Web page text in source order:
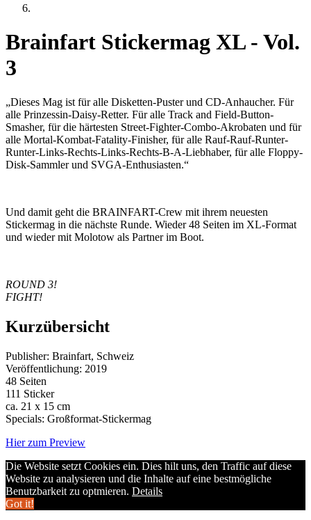
Brainfart Stickermag XL - Vol.
3
„Dieses Mag ist für alle Disketten-Puster und CD-Anhaucher. Für
alle Prinzessin-Daisy-Retter. Für alle Track and Field-Button-
Smasher, für die härtesten Street-Fighter-Combo-Akrobaten und für
alle Mortal-Kombat-Fatality-Finisher, für alle Rauf-Rauf-Runter-
Runter-Links-Rechts-Links-Rechts-B-A-Liebhaber, für alle Floppy-
Disk-Sammler und SVGA-Enthusiasten.“
Und damit geht die BRAINFART-Crew mit ihrem neuesten
Stickermag in die nächste Runde. Wieder 48 Seiten im XL-Format
und wieder mit Molotow als Partner im Boot.
ROUND 3!
FIGHT!
Kurzübersicht
Publisher: Brainfart, Schweiz
Veröffentlichung: 2019
48 Seiten
111 Sticker
ca. 21 x 15 cm
Specials: Großformat-Stickermag
Hier zum Preview
Die Website setzt Cookies ein. Dies hilt uns, den Traffic auf diese
Website zu analysieren und die Inhalte auf eine bestmögliche
Benutzbarkeit zu optmieren. Details
Got it!